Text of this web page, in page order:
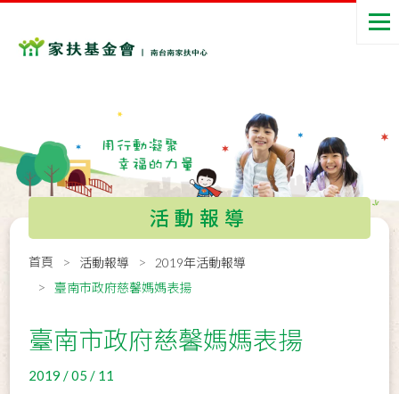
活動報導
首頁 活動報導
2019年活動報導
臺南市政府慈馨媽媽表揚
臺南市政府慈馨媽媽表揚
2019 / 05 / 11